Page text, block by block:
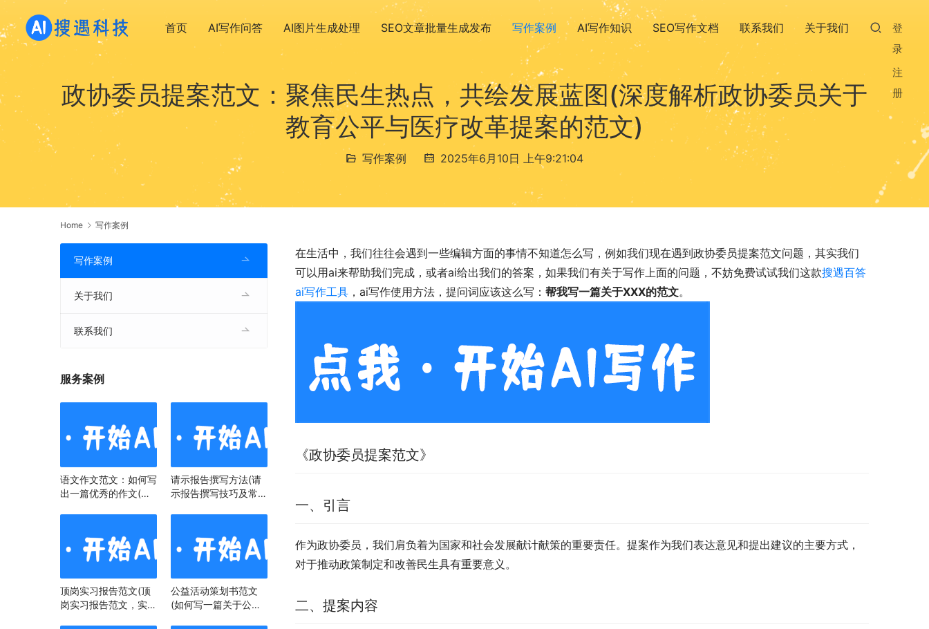
首页 AI写作问答 AI图片生成处理 SEO文章批量生成发布 写作案例 AI写作知识 SEO写作文档 联系我们 关于我们
登
录
注
册
政协委员提案范文：聚焦民生热点，共绘发展蓝图(深度解析政协委员关于
教育公平与医疗改革提案的范文)
写作案例 2025年6月10日 上午9:21:04
Home 写作案例
在生活中，我们往往会遇到一些编辑方面的事情不知道怎么写，例如我们现在遇到政协委员提案范文问题，其实我们
可以用ai来帮助我们完成，或者ai给出我们的答案，如果我们有关于写作上面的问题，不妨免费试试我们这款搜遇百答
ai写作工具 ，ai写作使用方法，提问词应该这么写： 帮我写一篇关于XXX的范文。
《政协委员提案范文》
一、引言
作为政协委员，我们肩负着为国家和社会发展献计献策的重要责任。提案作为我们表达意见和提出建议的主要方式，
对于推动政策制定和改善民生具有重要意义。
二、提案内容
写作案例
关于我们
联系我们
服务案例
语文作文范文：如何写
出一篇优秀的作文(语
请示报告撰写方法(请
示报告撰写技巧及常见
顶岗实习报告范文(顶
岗实习报告范文，实习
公益活动策划书范文
(如何写一篇关于公益